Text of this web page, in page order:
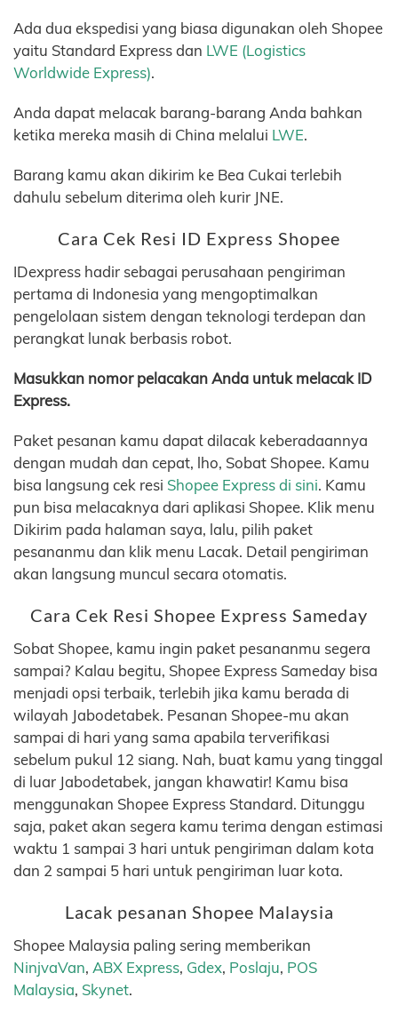
Ada dua ekspedisi yang biasa digunakan oleh Shopee
yaitu Standard Express dan LWE (Logistics
Worldwide Express).
Anda dapat melacak barang-barang Anda bahkan
ketika mereka masih di China melalui LWE.
Barang kamu akan dikirim ke Bea Cukai terlebih
dahulu sebelum diterima oleh kurir JNE.
Cara Cek Resi ID Express Shopee
IDexpress hadir sebagai perusahaan pengiriman
pertama di Indonesia yang mengoptimalkan
pengelolaan sistem dengan teknologi terdepan dan
perangkat lunak berbasis robot.
Masukkan nomor pelacakan Anda untuk melacak ID
Express.
Paket pesanan kamu dapat dilacak keberadaannya
dengan mudah dan cepat, lho, Sobat Shopee. Kamu
bisa langsung cek resi Shopee Express di sini. Kamu
pun bisa melacaknya dari aplikasi Shopee. Klik menu
Dikirim pada halaman saya, lalu, pilih paket
pesananmu dan klik menu Lacak. Detail pengiriman
akan langsung muncul secara otomatis.
Cara Cek Resi Shopee Express Sameday
Sobat Shopee, kamu ingin paket pesananmu segera
sampai? Kalau begitu, Shopee Express Sameday bisa
menjadi opsi terbaik, terlebih jika kamu berada di
wilayah Jabodetabek. Pesanan Shopee-mu akan
sampai di hari yang sama apabila terverifikasi
sebelum pukul 12 siang. Nah, buat kamu yang tinggal
di luar Jabodetabek, jangan khawatir! Kamu bisa
menggunakan Shopee Express Standard. Ditunggu
saja, paket akan segera kamu terima dengan estimasi
waktu 1 sampai 3 hari untuk pengiriman dalam kota
dan 2 sampai 5 hari untuk pengiriman luar kota.
Lacak pesanan Shopee Malaysia
Shopee Malaysia paling sering memberikan
NinjvaVan, ABX Express, Gdex, Poslaju, POS
Malaysia, Skynet.